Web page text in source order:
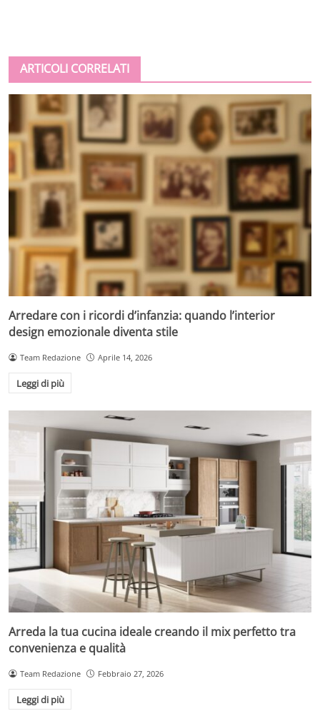
ARTICOLI CORRELATI
Arredare con i ricordi d’infanzia: quando l’interior
design emozionale diventa stile
Team Redazione Aprile 14, 2026
Leggi di più
Arreda la tua cucina ideale creando il mix perfetto tra
convenienza e qualità
Team Redazione Febbraio 27, 2026
Leggi di più